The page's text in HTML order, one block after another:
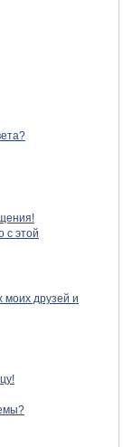
с этой
моих друзей и